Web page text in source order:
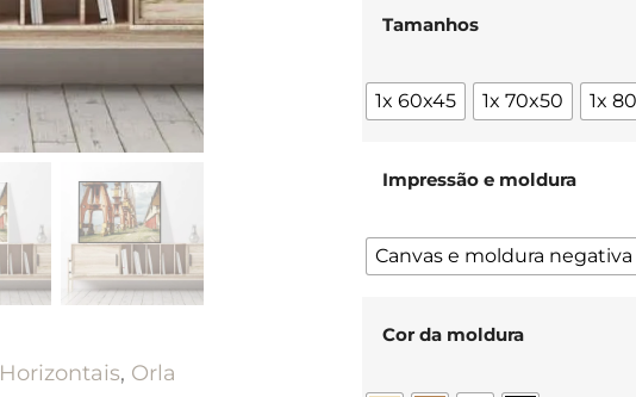
Horizontais, Orla
Tamanhos
1x 60x45 1x 70x50 1x
Impressão e moldura
Canvas e moldura negativa
Cor da moldura